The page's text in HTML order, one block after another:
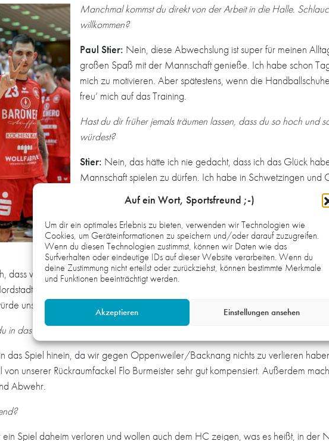
Auf ein Wort, Sportsfreund ;-)
Um dir ein optimales Erlebnis zu bieten, verwenden wir Technologien wie
Cookies, um Geräteinformationen zu speichern und/oder darauf zuzugreifen.
Wenn du diesen Technologien zustimmst, können wir Daten wie das
Surfverhalten oder eindeutige IDs auf dieser Website verarbeiten. Wenn du
deine Zustimmung nicht erteilst oder zurückziehst, können bestimmte Merkmale
und Funktionen beeinträchtigt werden.
Akzeptieren Einstellungen ansehen
Manchmal kommst du direkt von der Arbeit in die Halle.
willkommen?
Paul Stier: Nein, diese Abwechslung ist super für meinen
großen Spaß mit der Mannschaft genieße. Ich habe schon
mich zu motivieren. Aber spätestens, wenn die
freu‘ mich auf das Training.
Hast du dir früher jemals träumen lassen, dass du so hoch und
würdest?
Stier: Nein, das hätte ich nie gedacht, dass ich das Glück
Mannschaft spielen zu dürfen. Ich habe in Schwetzingen und
Doch der Weg, um zu einem Drittliga-Spieler zu werden,
Sekunde, dass ich es gemacht habe, trotz der vielen
Drittliga-Saison einhergehen.
Wo siehst du aktuell und auf Dauer die HG?
dass wir die Saison bis jetzt sehr positiv gestalteten. Wir hatten sehr viele gute
ist überragend. Aber wir müssen weiter demütig bleiben, denn
uns zum aktuellen Zeitpunkt als soliden Drittligisten ansehen.
in das Match mit dem HC O/B?
das Spiel hinein, da wir gegen Oppenweiler/Backnang nichts zu verlieren
unserer Rückraumfackel Flo Burmeister sehr gut kompensiert. Außerdem
Abwehr.
Spiel daheim verloren und wollen auch dem HC zeigen, was es heißt, in der